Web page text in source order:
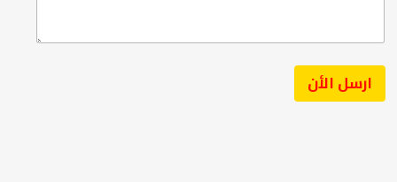
ارسل الأن